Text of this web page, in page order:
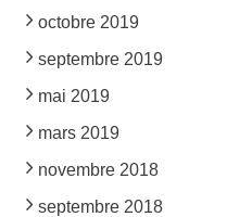
octobre 2019
septembre 2019
mai 2019
mars 2019
novembre 2018
septembre 2018